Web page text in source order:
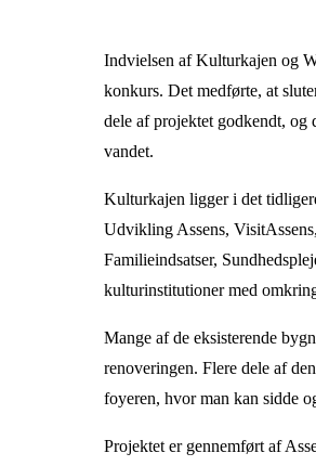
Indvielsen af Kulturkajen og
konkurs. Det medførte, at
dele af projektet godkendt, og
vandet.
Kulturkajen ligger i det
Udvikling Assens,
Familieindsatser,
kulturinstitutioner med
Mange af de eksisterende
renoveringen. Flere dele af
foyeren, hvor man kan sidde
Projektet er gennemført af